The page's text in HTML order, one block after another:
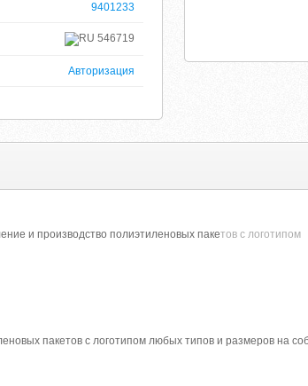
9401233
546719
Авторизация
и производство полиэтиленовых пакетов с логотипом
пакетов с логотипом любых типов и размеров на